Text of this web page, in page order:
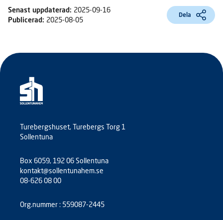
Senast uppdaterad: 2025-09-16
Publicerad: 2025-08-05
Dela
Turebergshuset, Turebergs Torg 1
Sollentuna
Box 6059, 192 06 Sollentuna
kontakt@sollentunahem.se
08-626 08 00
Org.nummer : 559087-2445